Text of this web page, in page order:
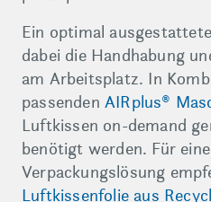
Ein optimal
dabei die Handhabung
am Arbeitsplatz. In
passenden AIRplus®
Luftkissen on-demand
benötigt werden. Für
Verpackungslösung
Luftkissenfolie aus